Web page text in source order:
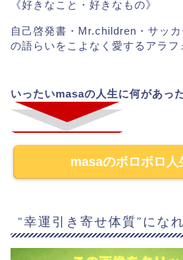
《好きなこと・好きなもの》
自己啓発書・Mr.children・サッ
の語らいをこよなく愛するアラ
いったいmasaの人生に何があっ
masaのボロボロ
“幸運引き寄せ体質”にな